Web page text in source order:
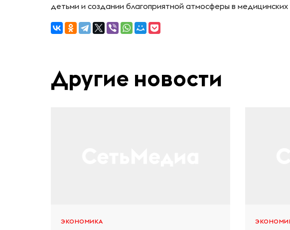
детьми и создании благоприятной атмосферы в
Другие новости
ЭКОНОМИКА